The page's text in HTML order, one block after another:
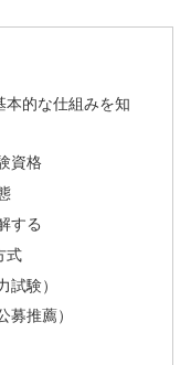
本的な仕組みを知
資格
する
式
験）
推薦）